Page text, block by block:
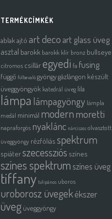
TERMÉKCÍMKÉK
ablakajtó art deco art glass üveg
asztal barokk barokk klír bronz bullseye
citromos csillár egyedi fa fusing
függő fülbevaló gyöngygázlángon készült
üveggyöngyök katedrál üveg lila
lámpa lámpagyöngy lámpla
medál minimál modernmoretti
napraforgós nyaklánc nárciszos olvasztott
üveggyöngy rézfóliás spektrum
spiáterszecessziós színes
színes spektrumszínes üveg
tiffany tulipános uboros
uroborosz üvegekékszer
üveg üveggyöngy